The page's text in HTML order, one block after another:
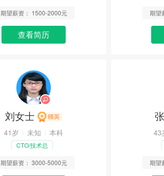
期望薪资： 1500-2000元
查看简历
期望
刘女士
41岁 未知 本科
CTO/技术总
期望薪资： 3000-5000元
43
期望